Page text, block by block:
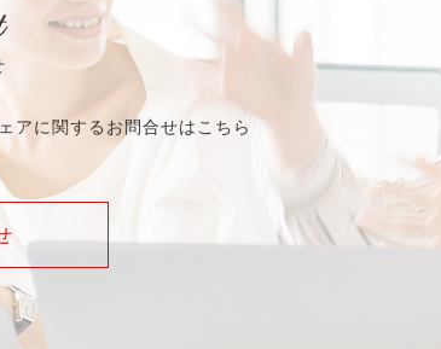
アに関するお問合せはこちら